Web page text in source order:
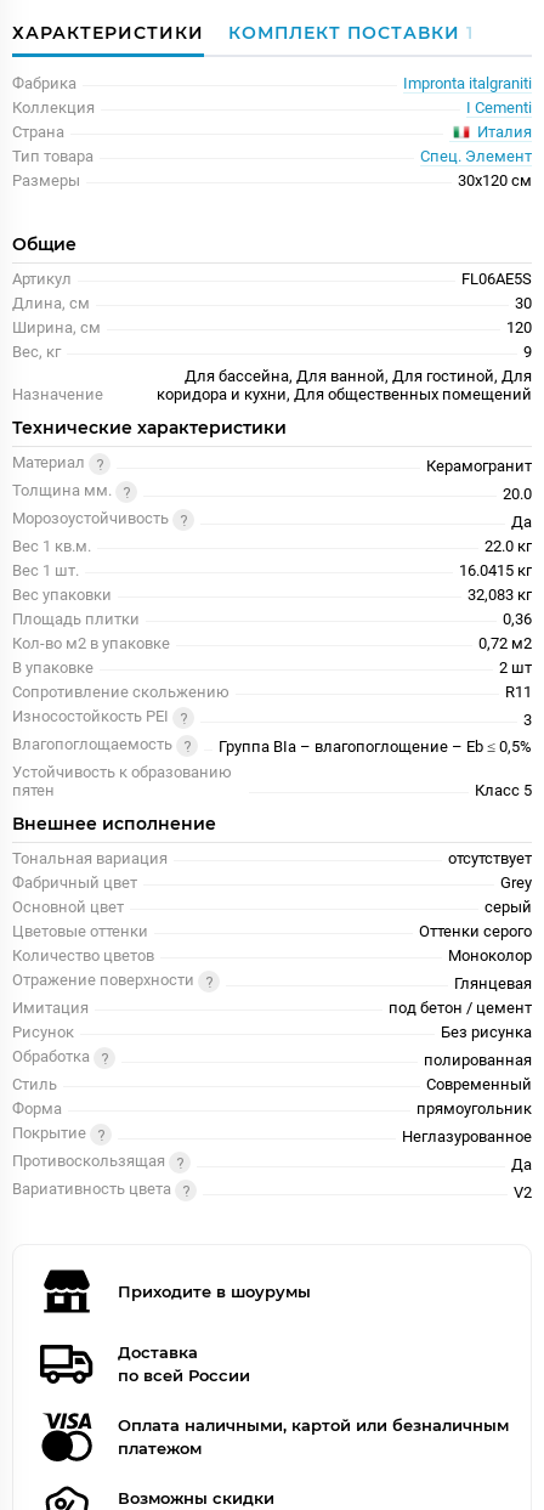
ХАРАКТЕРИСТИКИ КОМПЛЕКТ ПОСТАВКИ 1
Фабрика
Impronta italgraniti
Коллекция
I Cementi
Страна
Италия
Тип товара
Спец. Элемент
Размеры
30x120 см
Общие
Артикул
FL06AE5S
Длина, см
30
Ширина, см
120
Вес, кг
9
Назначение
Для бассейна, Для ванной, Для гостиной, Для
коридора и кухни, Для общественных помещений
Технические характеристики
Материал
Керамогранит
Толщина мм.
20.0
Морозоустойчивость
Да
Вес 1 кв.м.
22.0 кг
Вес 1 шт.
16.0415 кг
Вес упаковки
32,083 кг
Площадь плитки
0,36
Кол-во м2 в упаковке
0,72 м2
В упаковке
2 шт
Сопротивление скольжению
R11
Износостойкость PEI
3
Влагопоглощаемость
Группа BIa – влагопоглощение – Eb ≤ 0,5%
Устойчивость к образованию
пятен
Класс 5
Внешнее исполнение
Тональная вариация
отсутствует
Фабричный цвет
Grey
Основной цвет
серый
Цветовые оттенки
Оттенки серого
Количество цветов
Моноколор
Отражение поверхности
Глянцевая
Имитация
под бетон / цемент
Рисунок
Без рисунка
Обработка
полированная
Стиль
Современный
Форма
прямоугольник
Покрытие
Неглазурованное
Противоскользящая
Да
Вариативность цвета
V2
Приходите в шоурумы
Доставка
по всей России
Оплата наличными, картой или безналичным
платежом
Возможны скидки